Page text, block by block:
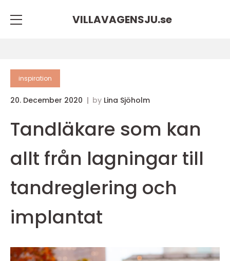
VILLAVAGENSJU.se
inspiration
20. December 2020 by Lina Sjöholm
Tandläkare som kan
allt från lagningar till
tandreglering och
implantat